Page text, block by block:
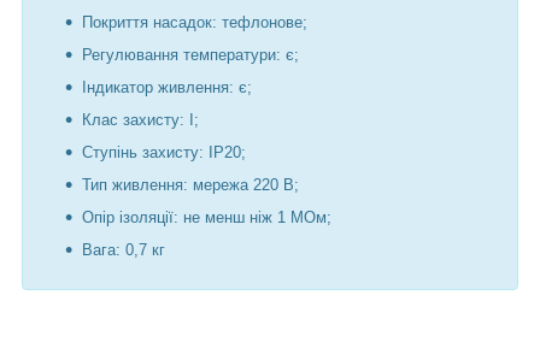
Покриття насадок: тефлонове;
Регулювання температури: є;
Індикатор живлення: є;
Клас захисту: I;
Ступінь захисту: IP20;
Тип живлення: мережа 220 В;
Опір ізоляції: не менш ніж 1 МОм;
Вага: 0,7 кг